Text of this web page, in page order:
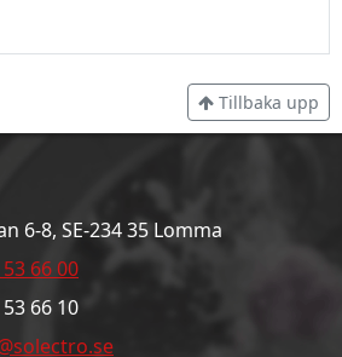
Tillbaka upp
6-8, SE-234 35 Lomma
66 00
66 10